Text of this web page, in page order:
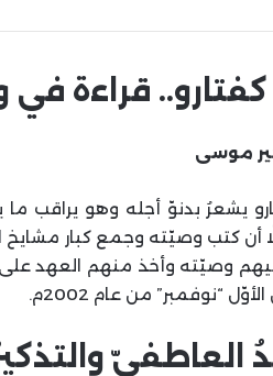
قراءة في
موسى
يشعرُ بدنوّ أجله وهو يراقب
أن كتب وصيّته وجمع كبار
وصيّته وأخذ منهم العهد على
“نوفمبر” من عام 2002م.
العاطفيّ